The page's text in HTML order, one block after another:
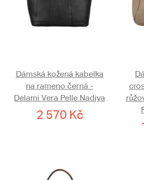
Dámská kožená kabelka
na rameno černá -
Delami Vera Pelle Nadiya
2 570 Kč